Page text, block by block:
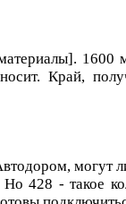
1600
Край,
могут
428 - такое